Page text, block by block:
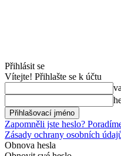
Přihlásit se
Vítejte! Přihlašte se k účtu
Zapomněli jste heslo?
Zásady ochrany osobních
Obnova hesla